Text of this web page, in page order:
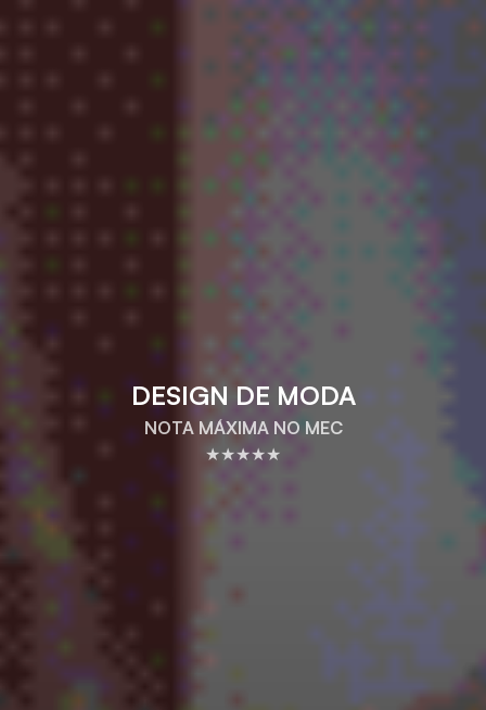
DESIGN DE MODA
NOTA MÁXIMA NO MEC
★★★★★